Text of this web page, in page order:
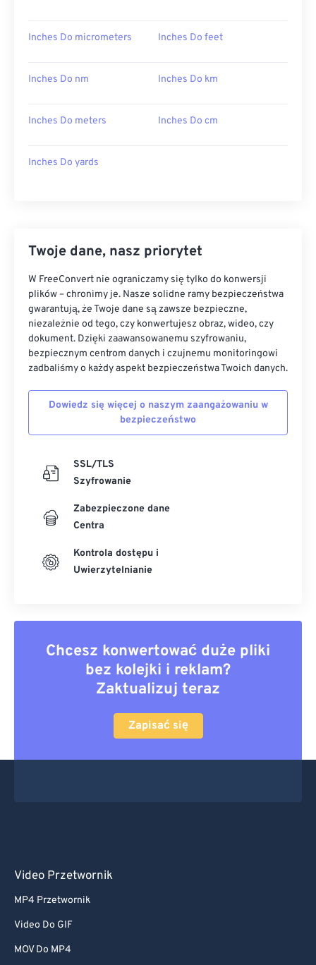
Inches Do micrometers Inches Do feet
Inches Do nm Inches Do km
Inches Do meters Inches Do cm
Inches Do yards
Twoje dane, nasz priorytet
W FreeConvert nie ograniczamy się tylko do konwersji
plików – chronimy je. Nasze solidne ramy bezpieczeństwa
gwarantują, że Twoje dane są zawsze bezpieczne,
niezależnie od tego, czy konwertujesz obraz, wideo, czy
dokument. Dzięki zaawansowanemu szyfrowaniu,
bezpiecznym centrom danych i czujnemu monitoringowi
zadbaliśmy o każdy aspekt bezpieczeństwa Twoich danych.
Dowiedz się więcej o naszym zaangażowaniu w
bezpieczeństwo
SSL/TLS
Szyfrowanie
Zabezpieczone dane
Centra
Kontrola dostępu i
Uwierzytelnianie
Chcesz konwertować duże pliki
bez kolejki i reklam?
Zaktualizuj teraz
Zapisać się
Video Przetwornik
MP4 Przetwornik
Video Do GIF
MOV Do MP4